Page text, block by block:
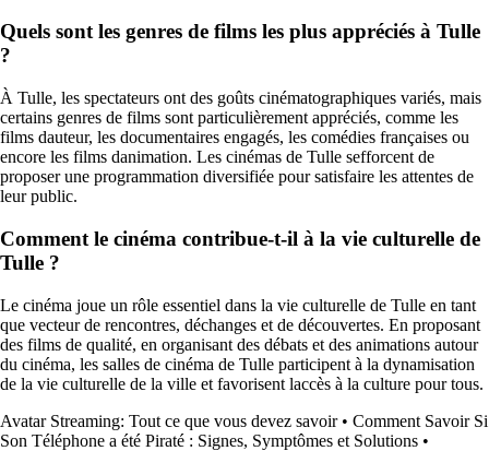
Quels sont les genres de films les plus appréciés à Tulle
?
À Tulle, les spectateurs ont des goûts cinématographiques variés, mais
certains genres de films sont particulièrement appréciés, comme les
films dauteur, les documentaires engagés, les comédies françaises ou
encore les films danimation. Les cinémas de Tulle sefforcent de
proposer une programmation diversifiée pour satisfaire les attentes de
leur public.
Comment le cinéma contribue-t-il à la vie culturelle de
Tulle ?
Le cinéma joue un rôle essentiel dans la vie culturelle de Tulle en tant
que vecteur de rencontres, déchanges et de découvertes. En proposant
des films de qualité, en organisant des débats et des animations autour
du cinéma, les salles de cinéma de Tulle participent à la dynamisation
de la vie culturelle de la ville et favorisent laccès à la culture pour tous.
Avatar Streaming: Tout ce que vous devez savoir• Comment Savoir Si
Son Téléphone a été Piraté : Signes, Symptômes et Solutions •